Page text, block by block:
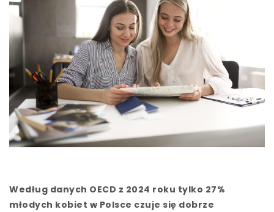
Według danych OECD z 2024 roku tylko 27%
młodych kobiet w Polsce czuje się dobrze